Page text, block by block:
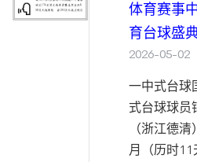
体育赛事
育台球盛
2026-05-02
一中式台球
式台球球员
（浙江德
月（历时11